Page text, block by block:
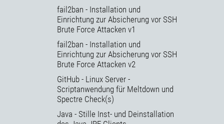
fail2ban - Installation und
Einrichtung zur Absicherung vor SSH
Brute Force Attacken v1
fail2ban - Installation und
Einrichtung zur Absicherung vor SSH
Brute Force Attacken v2
GitHub - Linux Server -
Scriptanwendung für Meltdown und
Spectre Check(s)
Java - Stille Inst- und Deinstallation